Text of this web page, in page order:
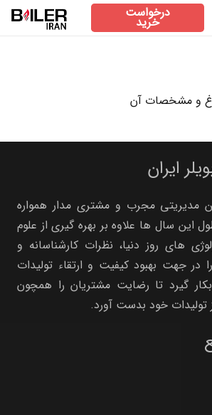
درخواست
خرید
و مشخصات آن
ایران
مدیریتی مجرب و مشتری مدار همواره
این سال ها علاوه بر بهره گیری از علوم
های روز دنیا، نظرات کارشناسانه و
در جهت بهبود کیفیت و ارتقاء تولیدات
گیرد تا رضایت مشتریان را همچون
تولیدات خود بدست آورد.